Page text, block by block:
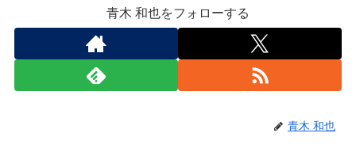
青木 和也をフォローする
青木 和也